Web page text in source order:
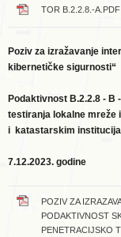
TOR B.2.2.8.-A.PDF
Poziv za izražavanje
kibernetičke sigurnosti“
Podaktivnost B.2.2.8 - B -
testiranja lokalne mreže
i katastarskim
7.12.2023. godine
POZIV ZA
PODAKTIVNOST
PENETRACIJSKO